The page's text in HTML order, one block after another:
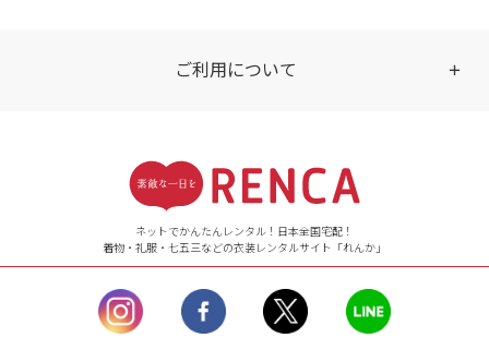
ご利用について
【ご注文（インターネット）】
24時間年中無休
【お問い合わせ窓口（メー
ル）】10:00~17:00
土曜日、日曜日、臨
時休業日を除く。
営業時間外にいただ
ネットでかんたんレンタル！日本全国宅配！
着物・礼服・七五三などの衣装レンタルサイト「れんか」